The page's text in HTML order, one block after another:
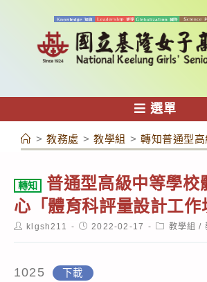
容
選單
> 教務處 > 教學組 > 轉知普通型
轉知
普通型高級中等學校
心「體育科評量設計工作
Postklgsh211
Post2022-02-17
Post教學組 /
1025 下載